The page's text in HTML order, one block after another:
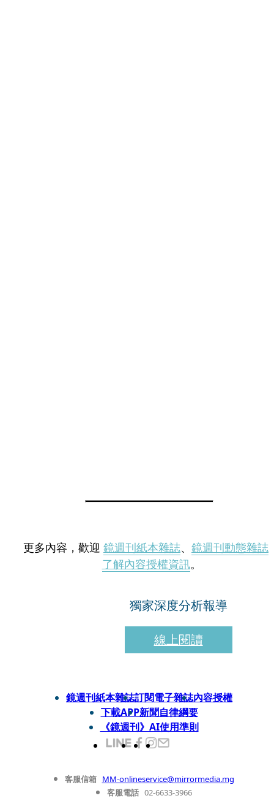
更多內容，歡迎 鏡週刊紙本雜誌、 鏡週刊動態雜誌
了解內容授權資訊。
獨家深度分析報導
線上閱讀
鏡週刊紙本雜誌訂閱電子雜誌內容授權
下載APP新聞自律綱要
《鏡週刊》AI使用準則
客服信箱 MM-onlineservice@mirrormedia.mg
客服電話 02-6633-3966